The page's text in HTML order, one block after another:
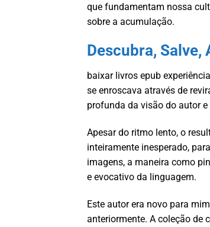
que fundamentam nossa
sobre a acumulação.
Descubra, Salve,
baixar livros epub
se enroscava através de
profunda da visão do autor
Apesar do ritmo lento, o
inteiramente inesperado,
imagens, a maneira como
e evocativo da linguagem.
Este autor era novo para
anteriormente. A coleção de